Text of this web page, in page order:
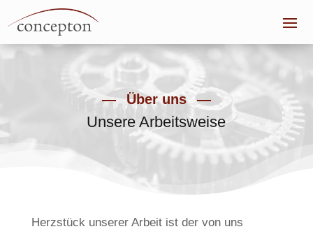
Über uns
Unsere Arbeitsweise
Herzstück unserer Arbeit ist der von uns